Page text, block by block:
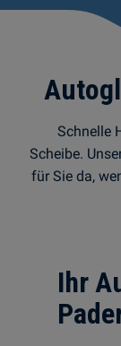
Schnelle
Scheibe.
für Sie da,
Ihr